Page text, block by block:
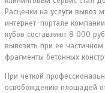
Расценки на услуги вывоз
интернет-портале
кубов составляют 8 000
вывозить при ее
фрагменты бетонных
При четкой
освобождению площадей